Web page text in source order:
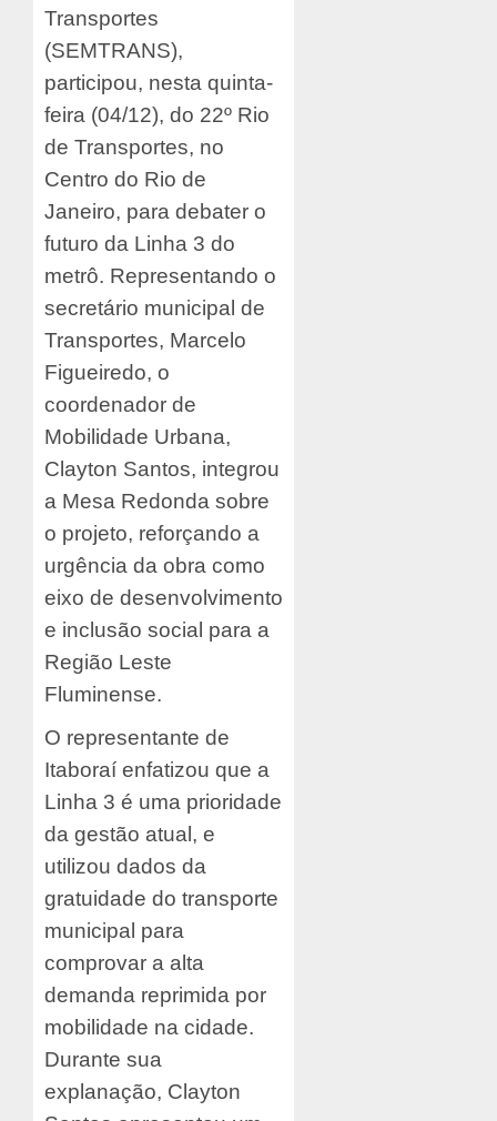
Transportes
(SEMTRANS),
participou, nesta quinta-
feira (04/12), do 22º Rio
de Transportes, no
Centro do Rio de
Janeiro, para debater o
futuro da Linha 3 do
metrô. Representando o
secretário municipal de
Transportes, Marcelo
Figueiredo, o
coordenador de
Mobilidade Urbana,
Clayton Santos, integrou
a Mesa Redonda sobre
o projeto, reforçando a
urgência da obra como
eixo de desenvolvimento
e inclusão social para a
Região Leste
Fluminense.
O representante de
Itaboraí enfatizou que a
Linha 3 é uma prioridade
da gestão atual, e
utilizou dados da
gratuidade do transporte
municipal para
comprovar a alta
demanda reprimida por
mobilidade na cidade.
Durante sua
explanação, Clayton